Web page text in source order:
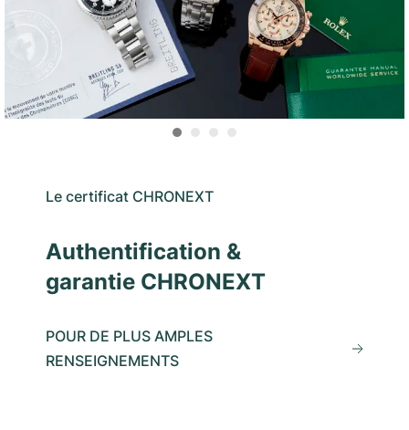
Le certificat CHRONEXT
Authentification &
garantie CHRONEXT
POUR DE PLUS AMPLES
RENSEIGNEMENTS